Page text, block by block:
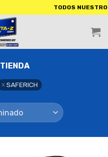
TODOS NUESTROS
TIENDA
SAFERICH